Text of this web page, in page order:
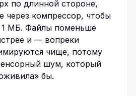
по длинной стороне,
через компрессор, чтобы
1 МБ. Файлы поменьше
и — вопреки
чище, потому
шум, который
бы.